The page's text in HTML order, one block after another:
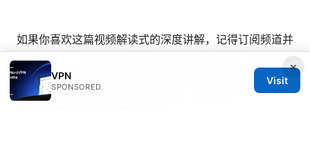
如果你喜欢这篇视频解读式的深度讲解，记得订阅频道并
开启通知。下次我们会带来更具体的实操演示，比如在不
同操作系统下的逐步配置、路由器全局覆盖的完整教程，
以及针对常见地区的节点对比测评，帮助你在 VPN 小飞
×
VPN
SPONSORED
Visit